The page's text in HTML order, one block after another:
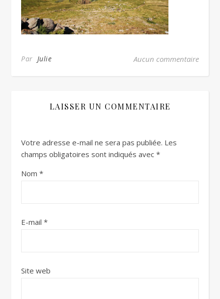
Par Julie Aucun commentaire
LAISSER UN COMMENTAIRE
Votre adresse e-mail ne sera pas publiée. Les
champs obligatoires sont indiqués avec *
Nom *
E-mail *
Site web